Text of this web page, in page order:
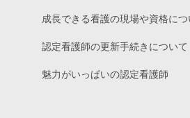
成長できる看護の現場や資格につ
認定看護師の更新手続きについて
魅力がいっぱいの認定看護師